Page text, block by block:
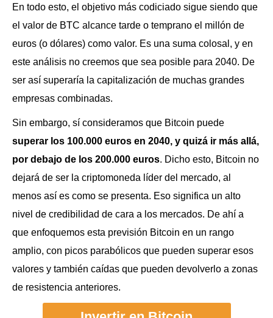
En todo esto, el objetivo más codiciado sigue siendo que
el valor de BTC alcance tarde o temprano el millón de
euros (o dólares) como valor. Es una suma colosal, y en
este análisis no creemos que sea posible para 2040. De
ser así superaría la capitalización de muchas grandes
empresas combinadas.
Sin embargo, sí consideramos que Bitcoin puede
superar los 100.000 euros en 2040, y quizá ir más allá,
por debajo de los 200.000 euros. Dicho esto, Bitcoin no
dejará de ser la criptomoneda líder del mercado, al
menos así es como se presenta. Eso significa un alto
nivel de credibilidad de cara a los mercados. De ahí a
que enfoquemos esta previsión Bitcoin en un rango
amplio, con picos parabólicos que pueden superar esos
valores y también caídas que pueden devolverlo a zonas
de resistencia anteriores.